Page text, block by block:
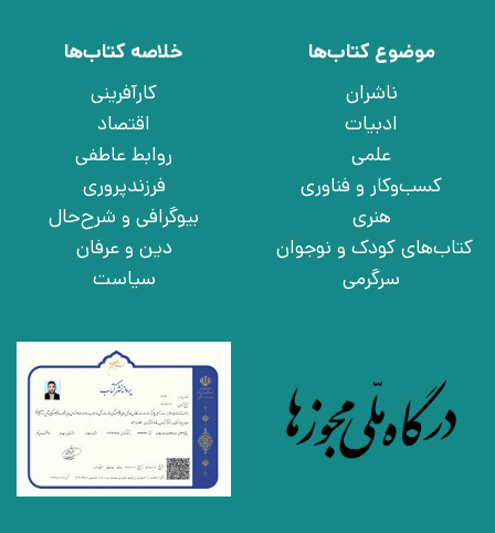
موضوع کتاب‌ها
ناشران
ادبیات
علمی
کسب‌وکار و فناوری
هنری
کتاب‌های کودک و نوجوان
سرگرمی
خلاصه کتاب‌ها
کارآفرینی
اقتصاد
روابط عاطفی
فرزندپروری
بیوگرافی و شرح‌حال
دین و عرفان
سیاست